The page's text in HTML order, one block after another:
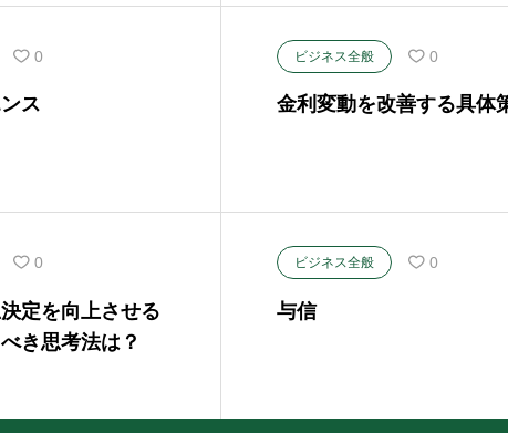
0
ス
ビジネス全般 0
金利変動を改善する具体
0
定を向上させる
き思考法は？
ビジネス全般 0
与信